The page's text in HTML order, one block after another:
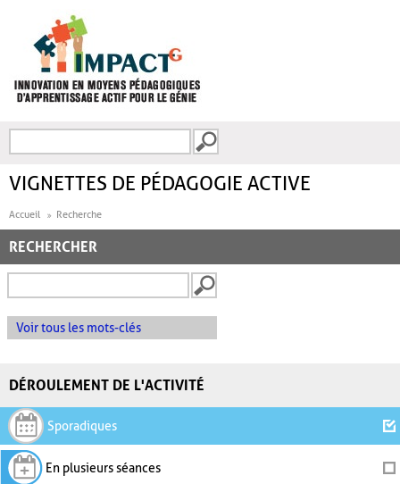
FORMULAIRE DE
VIGNETTES DE PÉDAGOGIE ACTIVE
Accueil Recherche
RECHERCHER
Voir tous les mots-clés
DÉROULEMENT DE L'ACTIVITÉ
Sporadiques
En plusieurs séances